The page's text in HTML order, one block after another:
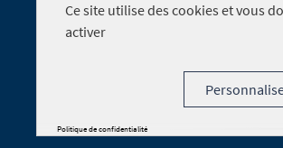
Ce site utilise des cookies et vous
activer
Politique de confidentialité